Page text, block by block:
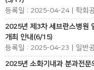
등록일 : 2025-04-24 | 학회
2025년 제3차 세브란스병원
개최 안내(6/15)
등록일 : 2025-04-23 | 일반
2025년 소화기내과 분과전